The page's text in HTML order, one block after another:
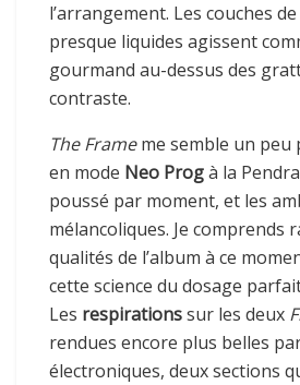
l’arrangement. Les couches
presque liquides agissent
gourmand au-dessus des
contraste.
The Frameme semble un peu
en mode Neo Progà la
poussé par moment, et les
mélancoliques. Je comprends
qualités de l’album à ce
cette science du dosage
Les respirationssur les deux
rendues encore plus belles
électroniques, deux sections